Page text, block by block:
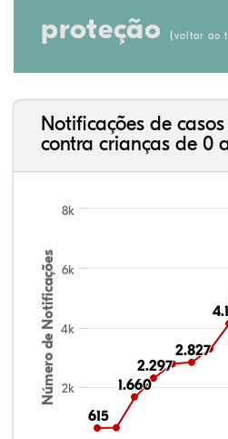
proteção (voltar ao
Notificações de
contra crianças de 0
Número de Notificações
615
615
1.660
1.660
2.297
2.297
2.827
2.827
2k
4k
6k
8k